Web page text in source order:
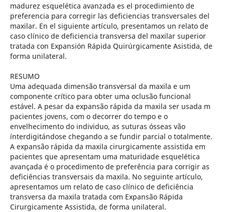
madurez esquelética avanzada es el procedimiento de
preferencia para corregir las deficiencias transversales del
maxilar. En el siguiente artículo, presentamos un relato de
caso clínico de deficiencia transversa del maxilar superior
tratada con Expansión Rápida Quirúrgicamente Asistida, de
forma unilateral.
RESUMO
Uma adequada dimensão transversal da maxila e um
componente crítico para obter uma oclusão funcional
estável. A pesar da expansão rápida da maxila ser usada m
pacientes jovens, com o decorrer do tempo e o
envelhecimento do individuo, as suturas ósseas vão
ínterdigitándose chegando a se fundir parcial o totalmente.
A expansão rápida da maxila cirurgicamente assistida em
pacientes que apresentam uma maturidade esquelética
avançada é o procedimento de preferência para corrigir as
deficiências transversais da maxila. No seguinte artículo,
apresentamos um relato de caso clínico de deficiência
transversa da maxila tratada com Expansão Rápida
Cirurgicamente Assistida, de forma unilateral.